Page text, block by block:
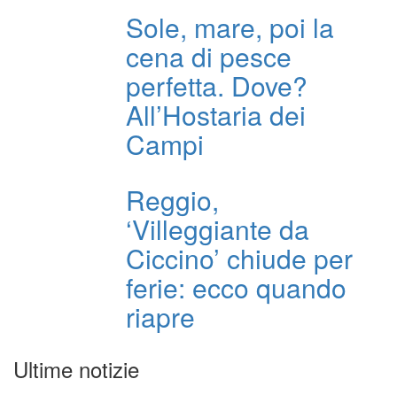
Sole, mare, poi la
cena di pesce
perfetta. Dove?
All’Hostaria dei
Campi
Reggio,
‘Villeggiante da
Ciccino’ chiude per
ferie: ecco quando
riapre
Ultime notizie